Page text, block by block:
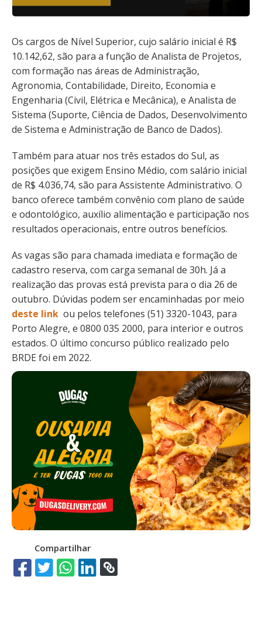
Os cargos de Nível Superior, cujo salário inicial é R$
10.142,62, são para a função de Analista de Projetos,
com formação nas áreas de Administração,
Agronomia, Contabilidade, Direito, Economia e
Engenharia (Civil, Elétrica e Mecânica), e Analista de
Sistema (Suporte, Ciência de Dados, Desenvolvimento
de Sistema e Administração de Banco de Dados).
Também para atuar nos três estados do Sul, as
posições que exigem Ensino Médio, com salário inicial
de R$ 4.036,74, são para Assistente Administrativo. O
banco oferece também convênio com plano de saúde
e odontológico, auxílio alimentação e participação nos
resultados operacionais, entre outros benefícios.
As vagas são para chamada imediata e formação de
cadastro reserva, com carga semanal de 30h. Já a
realização das provas está prevista para o dia 26 de
outubro. Dúvidas podem ser encaminhadas por meio
deste link ou pelos telefones (51) 3320-1043, para
Porto Alegre, e 0800 035 2000, para interior e outros
estados. O último concurso público realizado pelo
BRDE foi em 2022.
Compartilhar